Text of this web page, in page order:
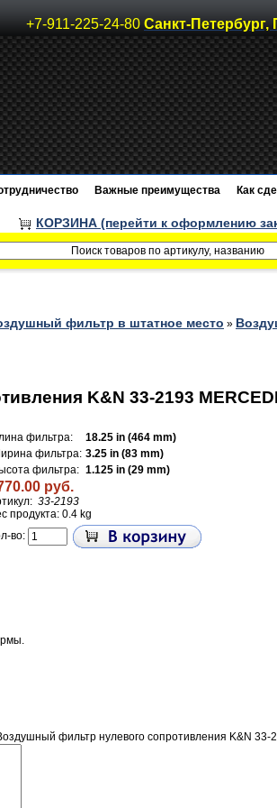
+7-911-225-24-80 Санкт-Петербург,
Важные преимущества Как
КОРЗИНА (перейти к оформлению
фильтр в штатное место »
K&N 33-2193
фильтра:
18.25 in (464 mm)
фильтра: 3.25 in (83 mm)
фильтра: 1.125 in (29 mm)
руб.
33-2193
продукта: 0.4 kg
во:
фильтр нулевого сопротивления K&N 33-